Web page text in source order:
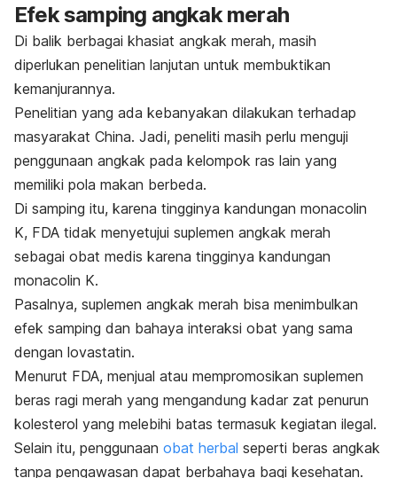
Efek samping angkak merah
Di balik berbagai khasiat angkak merah, masih
diperlukan penelitian lanjutan untuk membuktikan
kemanjurannya.
Penelitian yang ada kebanyakan dilakukan terhadap
masyarakat China. Jadi, peneliti masih perlu menguji
penggunaan angkak pada kelompok ras lain yang
memiliki pola makan berbeda.
Di samping itu, karena tingginya kandungan monacolin
K, FDA tidak menyetujui suplemen angkak merah
sebagai obat medis karena tingginya kandungan
monacolin K.
Pasalnya, suplemen angkak merah bisa menimbulkan
efek samping dan bahaya interaksi obat yang sama
dengan lovastatin.
Menurut FDA, menjual atau mempromosikan suplemen
beras ragi merah yang mengandung kadar zat penurun
kolesterol yang melebihi batas termasuk kegiatan ilegal.
Selain itu, penggunaan obat herbal seperti beras angkak
tanpa pengawasan dapat berbahaya bagi kesehatan.